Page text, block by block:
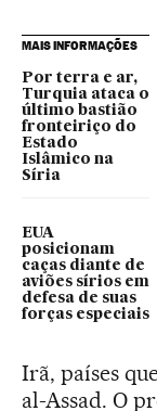
MAIS INFORMAÇÕES
Por terra e ar,
Turquia ataca o
último bastião
fronteiriço do
Estado
Islâmico na
Síria
EUA
posicionam
caças diante de
aviões sírios em
defesa de suas
forças especiais
Irã, países
al-Assad. O